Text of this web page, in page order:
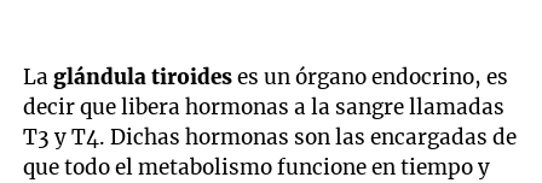
Laglándula tiroideses un órgano endocrino, es
decir que libera hormonas a la sangre llamadas
T3 y T4. Dichas hormonas son las encargadas de
que todo el metabolismo funcione en tiempo y